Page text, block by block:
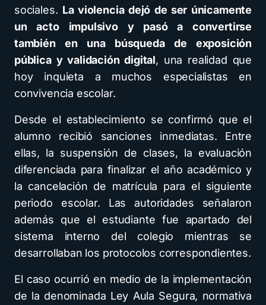
sociales. La violencia dejó de ser únicamente
un acto impulsivo y pasó a convertirse
también en una búsqueda de exposición
pública y validación digital, una realidad que
hoy inquieta a muchos especialistas en
convivencia escolar.
Desde el establecimiento se confirmó que el
alumno recibió sanciones inmediatas. Entre
ellas, la suspensión de clases, la evaluación
diferenciada para finalizar el año académico y
la cancelación de matrícula para el siguiente
periodo escolar. Las autoridades señalaron
además que el estudiante fue apartado del
sistema interno del colegio mientras se
desarrollaban los protocolos correspondientes.
El caso ocurrió en medio de la implementación
de la denominada Ley Aula Segura, normativa